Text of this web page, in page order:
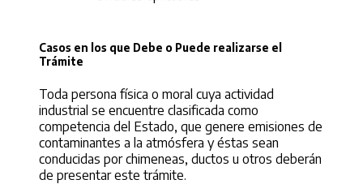
Casos en los que Debe o Puede realizarse el
Trámite
Toda persona física o moral cuya actividad
industrial se encuentre clasificada como
competencia del Estado, que genere emisiones de
contaminantes a la atmósfera y éstas sean
conducidas por chimeneas, ductos u otros deberán
de presentar este trámite.